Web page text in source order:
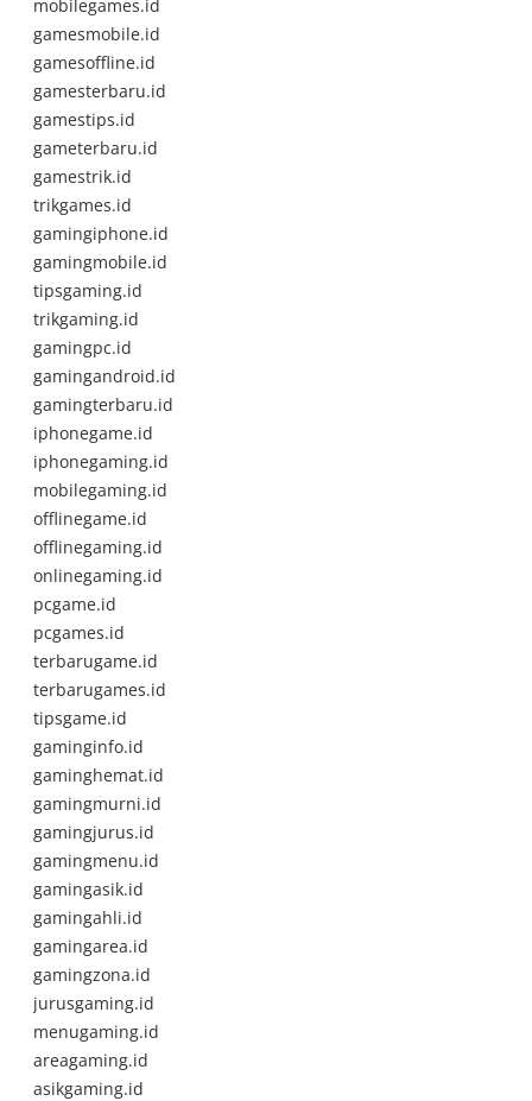
mobilegames.id
gamesmobile.id
gamesoffline.id
gamesterbaru.id
gamestips.id
gameterbaru.id
gamestrik.id
trikgames.id
gamingiphone.id
gamingmobile.id
tipsgaming.id
trikgaming.id
gamingpc.id
gamingandroid.id
gamingterbaru.id
iphonegame.id
iphonegaming.id
mobilegaming.id
offlinegame.id
offlinegaming.id
onlinegaming.id
pcgame.id
pcgames.id
terbarugame.id
terbarugames.id
tipsgame.id
gaminginfo.id
gaminghemat.id
gamingmurni.id
gamingjurus.id
gamingmenu.id
gamingasik.id
gamingahli.id
gamingarea.id
gamingzona.id
jurusgaming.id
menugaming.id
areagaming.id
asikgaming.id